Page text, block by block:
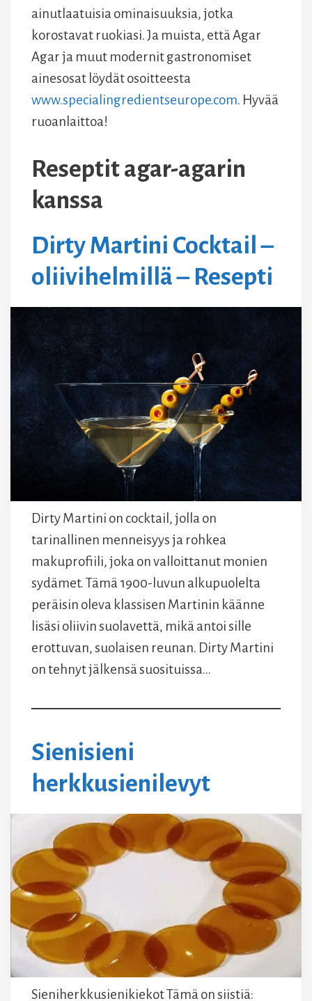
ainutlaatuisia ominaisuuksia, jotka
korostavat ruokiasi. Ja muista, että Agar
Agar ja muut modernit gastronomiset
ainesosat löydät osoitteesta
www.specialingredientseurope.com. Hyvää
ruoanlaittoa!
Reseptit agar-agarin
kanssa
Dirty Martini Cocktail –
oliivihelmillä – Resepti
Dirty Martini on cocktail, jolla on
tarinallinen menneisyys ja rohkea
makuprofiili, joka on valloittanut monien
sydämet. Tämä 1900-luvun alkupuolelta
peräisin oleva klassisen Martinin käänne
lisäsi oliivin suolavettä, mikä antoi sille
erottuvan, suolaisen reunan. Dirty Martini
on tehnyt jälkensä suosituissa…
Sienisieni
herkkusienilevyt
Sieniherkkusienikiekot Tämä on siistiä: